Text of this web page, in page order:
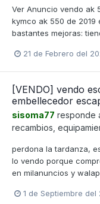
Ver Anuncio vendo ak
kymco ak 550 de
bastantes mejoras:
21 de Febrero del
[VENDO] vendo
embellecedor
sisoma77 responde
recambios,
perdona la tardanza,
lo vendo porque
en milanuncios y
1 de Septiembre del